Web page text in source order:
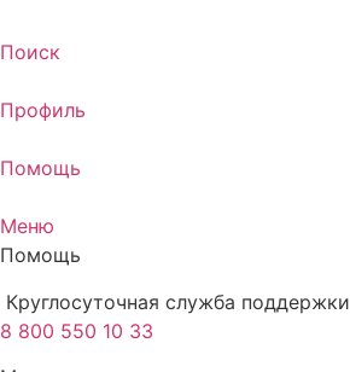
Поиск
Профиль
Помощь
Меню
Помощь
Круглосуточная служба поддержки
8 800 550 10 33